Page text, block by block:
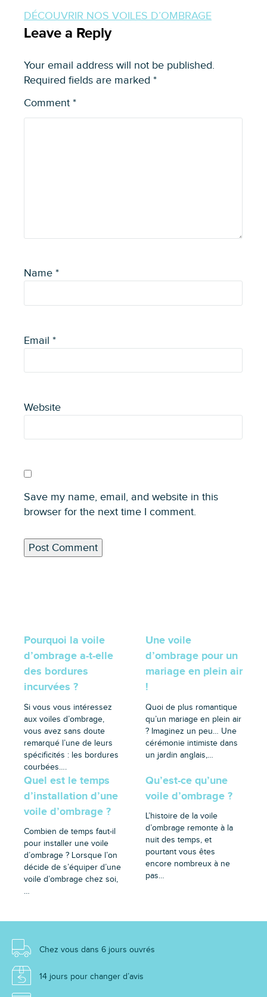
DÉCOUVRIR NOS VOILES D’OMBRAGE
Leave a Reply
Your email address will not be published.
Required fields are marked *
Comment *
Name *
Email *
Website
Save my name, email, and website in this
browser for the next time I comment.
Pourquoi la voile
d’ombrage a-t-elle
des bordures
incurvées ?
Si vous vous intéressez
aux voiles d’ombrage,
vous avez sans doute
remarqué l’une de leurs
spécificités : les bordures
courbées….
Une voile
d’ombrage pour un
mariage en plein air
!
Quoi de plus romantique
qu’un mariage en plein air
? Imaginez un peu… Une
cérémonie intimiste dans
un jardin anglais,…
Quel est le temps
d’installation d’une
voile d’ombrage ?
Combien de temps faut-il
pour installer une voile
d’ombrage ? Lorsque l’on
décide de s’équiper d’une
voile d’ombrage chez soi,
…
Qu’est-ce qu’une
voile d’ombrage ?
L’histoire de la voile
d’ombrage remonte à la
nuit des temps, et
pourtant vous êtes
encore nombreux à ne
pas…
Chez vous dans 6 jours ouvrés
14 jours pour changer d’avis